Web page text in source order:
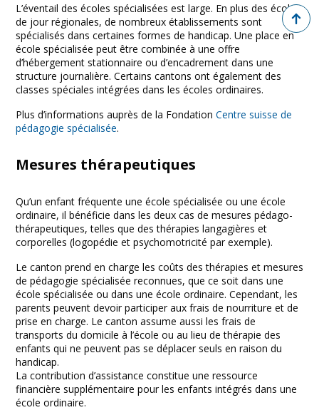
L’éventail des écoles spécialisées est large. En plus des écoles
de jour régionales, de nombreux établissements sont
spécialisés dans certaines formes de handicap. Une place en
école spécialisée peut être combinée à une offre
d’hébergement stationnaire ou d’encadrement dans une
structure journalière. Certains cantons ont également des
classes spéciales intégrées dans les écoles ordinaires.
Plus d’informations auprès de la Fondation Centre suisse de
pédagogie spécialisée.
Mesures thérapeutiques
Qu’un enfant fréquente une école spécialisée ou une école
ordinaire, il bénéficie dans les deux cas de mesures pédago-
thérapeutiques, telles que des thérapies langagières et
corporelles (logopédie et psychomotricité par exemple).
Le canton prend en charge les coûts des thérapies et mesures
de pédagogie spécialisée reconnues, que ce soit dans une
école spécialisée ou dans une école ordinaire. Cependant, les
parents peuvent devoir participer aux frais de nourriture et de
prise en charge. Le canton assume aussi les frais de
transports du domicile à l’école ou au lieu de thérapie des
enfants qui ne peuvent pas se déplacer seuls en raison du
handicap.
La contribution d’assistance constitue une ressource
financière supplémentaire pour les enfants intégrés dans une
école ordinaire.
Retour